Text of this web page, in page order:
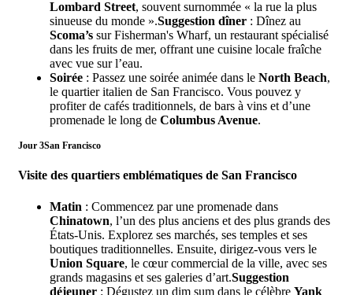
Lombard Street, souvent surnommée « la rue la plus
sinueuse du monde ».Suggestion dîner : Dînez au
Scoma’s sur Fisherman's Wharf, un restaurant spécialisé
dans les fruits de mer, offrant une cuisine locale fraîche
avec vue sur l’eau.
Soirée : Passez une soirée animée dans le North Beach,
le quartier italien de San Francisco. Vous pouvez y
profiter de cafés traditionnels, de bars à vins et d’une
promenade le long de Columbus Avenue.
Jour 3San Francisco
Visite des quartiers emblématiques de San Francisco
Matin : Commencez par une promenade dans
Chinatown, l’un des plus anciens et des plus grands des
États-Unis. Explorez ses marchés, ses temples et ses
boutiques traditionnelles. Ensuite, dirigez-vous vers le
Union Square, le cœur commercial de la ville, avec ses
grands magasins et ses galeries d’art.Suggestion
déjeuner : Dégustez un dim sum dans le célèbre Yank